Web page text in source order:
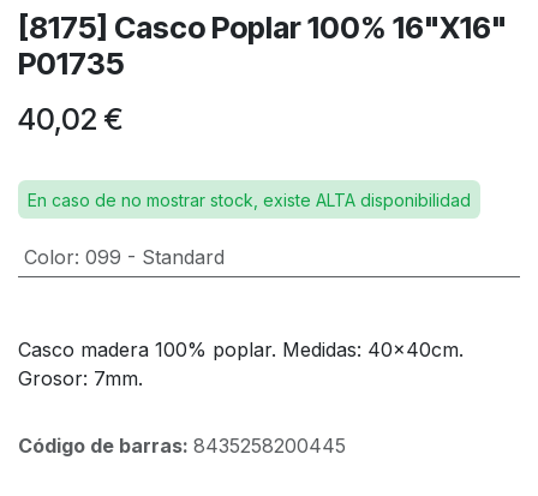
[8175] Casco Poplar 100% 16"X16"
P01735
40,02 €
En caso de no mostrar stock, existe ALTA disponibilidad
Color: 099 - Standard
Casco madera 100% poplar. Medidas: 40x40cm.
Grosor: 7mm.
Código de barras: 8435258200445